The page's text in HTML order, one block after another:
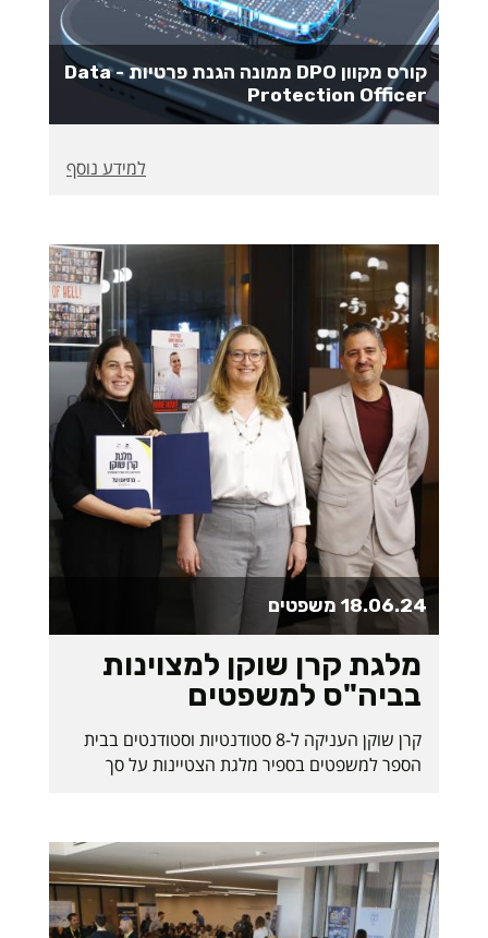
קורס מקוון DPO ממונה הגנת פרטיות - Data
Protection Officer
למידע נוסף
18.06.24 משפטים
מלגת קרן שוקן למצוינות
בביה"ס למשפטים
קרן שוקן העניקה ל-8 סטודנטיות וסטודנטים בבית
הספר למשפטים בספיר מלגת הצטיינות על סך
האקדמיים. בית הספר למשפטים במכללה